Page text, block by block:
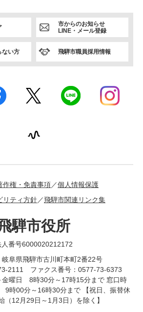
市からのお知らせ
LINE・メール登録
ない方 飛騨市職員採用情報
作権・免責事項
個人情報保護
リティ方針
飛騨市関連リンク集
騨市役所
人番号6000020212172
阜県飛騨市古川町本町2番22号
2111 ファクス番号：0577-73-6373
金曜日 8時30分～17時15分まで 窓口時
9時00分～16時30分まで 【祝日、振替休
（12月29日～1月3日）を除く】